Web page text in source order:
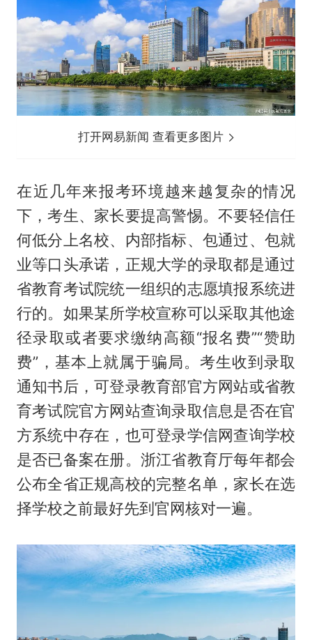
打开网易新闻 查看更多图片
在近几年来报考环境越来越复杂的情况
下，考生、家长要提高警惕。不要轻信任
何低分上名校、内部指标、包通过、包就
业等口头承诺，正规大学的录取都是通过
省教育考试院统一组织的志愿填报系统进
行的。如果某所学校宣称可以采取其他途
径录取或者要求缴纳高额“报名费”“赞助
费”，基本上就属于骗局。考生收到录取
通知书后，可登录教育部官方网站或省教
育考试院官方网站查询录取信息是否在官
方系统中存在，也可登录学信网查询学校
是否已备案在册。浙江省教育厅每年都会
公布全省正规高校的完整名单，家长在选
择学校之前最好先到官网核对一遍。